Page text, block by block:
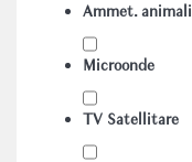
Ammet. animali
Microonde
TV Satellitare